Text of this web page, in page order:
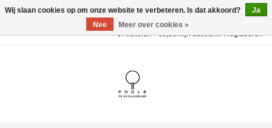
0 Artikelen - €0,00Mijn account / Registreren
Wij slaan cookies op om onze website te verbeteren. Is dat akkoord?
Ja
Nee
Meer over cookies »